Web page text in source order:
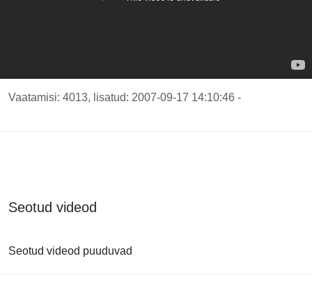
Vaatamisi: 4013, lisatud: 2007-09-17 14:10:46 -
Seotud videod
Seotud videod puuduvad